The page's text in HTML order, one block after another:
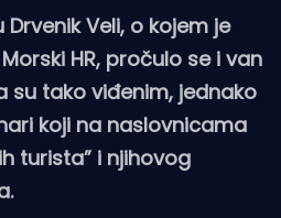
Veli, o kojem je
HR, pročulo se i van
su tako viđenim, jednako
koji na naslovnicama
turista” i njihovog